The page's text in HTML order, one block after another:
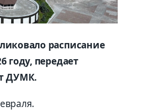
расписание
году, передает
ДУМК.